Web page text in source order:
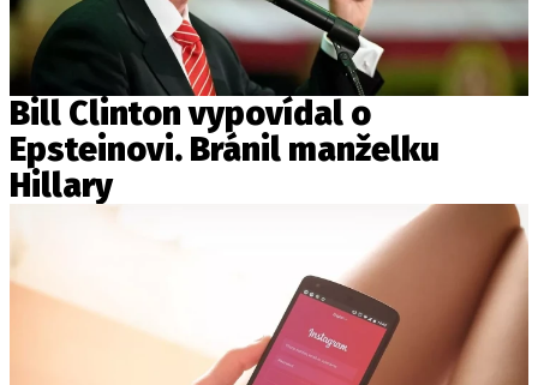
Bill Clinton vypovídal o
Epsteinovi. Bránil manželku
Hillary